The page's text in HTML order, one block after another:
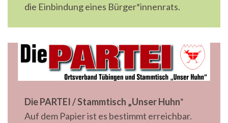
die Einbindung eines Bürger*innenrats.
Die PARTEI / Stammtisch „Unser Huhn“
Auf dem Papier ist es bestimmt erreichbar.